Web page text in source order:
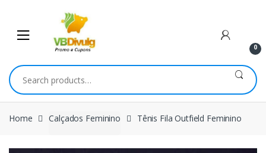
navigation
content
0
Search
for:
Home Calçados Feminino Tênis Fila Outfield Feminino